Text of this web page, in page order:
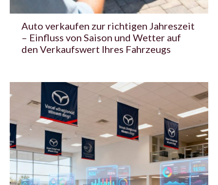
Auto verkaufen zur richtigen Jahreszeit
– Einfluss von Saison und Wetter auf
den Verkaufswert Ihres Fahrzeugs